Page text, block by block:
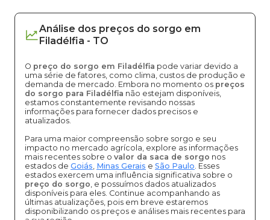
Análise dos preços do sorgo em
Filadélfia - TO
O preço do sorgo em Filadélfia pode variar devido a
uma série de fatores, como clima, custos de produção e
demanda de mercado. Embora no momento os preços
do sorgo para Filadélfia não estejam disponíveis,
estamos constantemente revisando nossas
informações para fornecer dados precisos e
atualizados.
Para uma maior compreensão sobre sorgo e seu
impacto no mercado agrícola, explore as informações
mais recentes sobre o valor da saca de sorgo nos
estados de Goiás, Minas Gerais e São Paulo. Esses
estados exercem uma influência significativa sobre o
preço do sorgo, e possuímos dados atualizados
disponíveis para eles. Continue acompanhando as
últimas atualizações, pois em breve estaremos
disponibilizando os preços e análises mais recentes para